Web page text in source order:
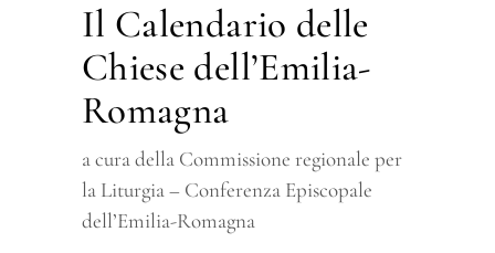
Il Calendario delle
Chiese dell’Emilia-
Romagna
a cura della Commissione regionale per
la Liturgia – Conferenza Episcopale
dell’Emilia-Romagna